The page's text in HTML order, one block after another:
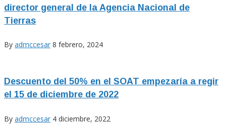
director general de la Agencia Nacional de
Tierras
By admccesar 8 febrero, 2024
Descuento del 50% en el SOAT empezaría a regir
el 15 de diciembre de 2022
By admccesar 4 diciembre, 2022